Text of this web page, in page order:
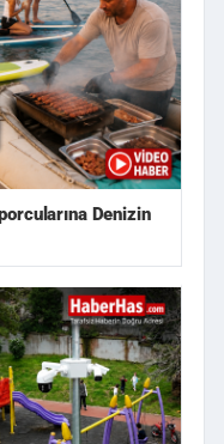
Denizin